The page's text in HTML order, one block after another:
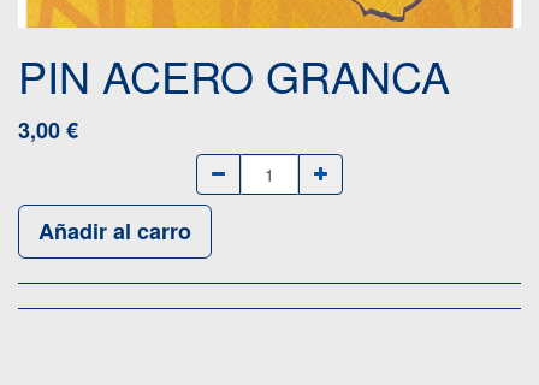
PIN ACERO GRANCA
3,00€
Añadir al carro